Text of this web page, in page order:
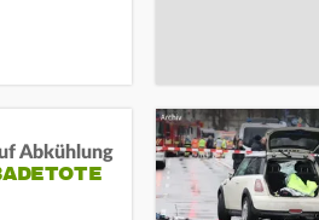
Abkühlung